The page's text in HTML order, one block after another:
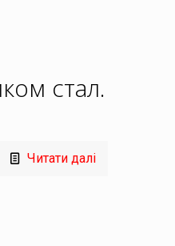
стал.
Читати далі